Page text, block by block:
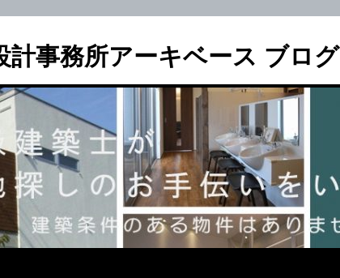
計事務所アーキベース ブログ